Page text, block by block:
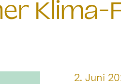
Datum:
2. Juni